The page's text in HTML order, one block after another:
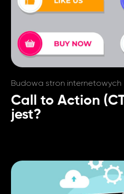
Budowa stron internetowych
Call to Action
jest?